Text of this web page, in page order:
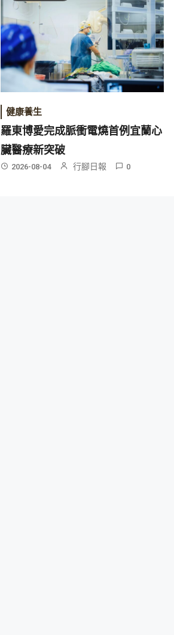
健康養生
羅東博愛完成脈衝電燒首例宜蘭心
臟醫療新突破
2026-08-04 行腳日報 0